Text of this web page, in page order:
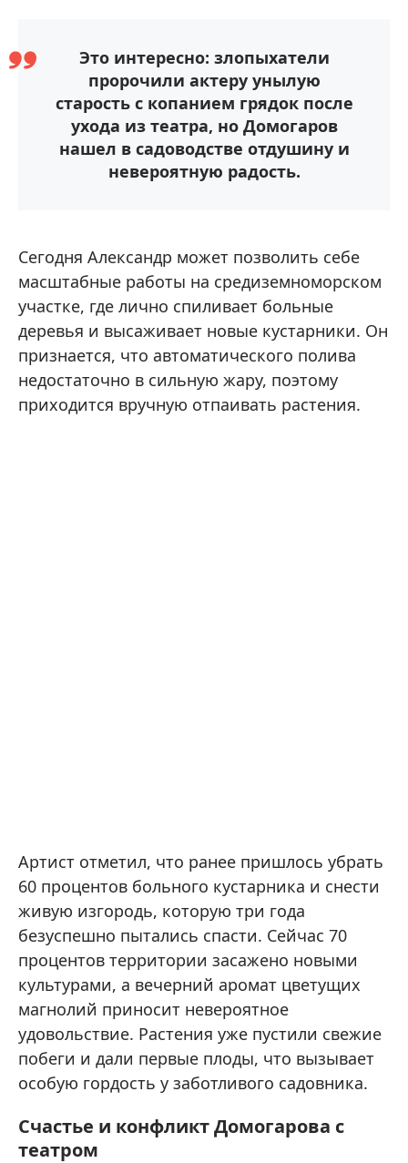
Это интересно: злопыхатели
пророчили актеру унылую
старость с копанием грядок после
ухода из театра, но Домогаров
нашел в садоводстве отдушину и
невероятную радость.
Сегодня Александр может позволить себе
масштабные работы на средиземноморском
участке, где лично спиливает больные
деревья и высаживает новые кустарники. Он
признается, что автоматического полива
недостаточно в сильную жару, поэтому
приходится вручную отпаивать растения.
Артист отметил, что ранее пришлось убрать
60 процентов больного кустарника и снести
живую изгородь, которую три года
безуспешно пытались спасти. Сейчас 70
процентов территории засажено новыми
культурами, а вечерний аромат цветущих
магнолий приносит невероятное
удовольствие. Растения уже пустили свежие
побеги и дали первые плоды, что вызывает
особую гордость у заботливого садовника.
Счастье и конфликт Домогарова с
театром